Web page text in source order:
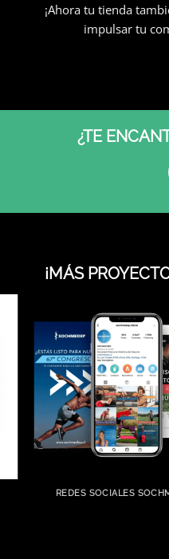
¡Ahora tu tienda
impulsar tu
¿TE
¡MÁS
REDES SOCIALES